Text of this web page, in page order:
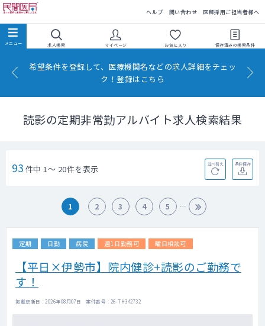
ヘルプ 問い合わせ 医師採用ご担当者様へ
求人検索 マイページ お気に入り 保存済みの検索条件
希望条件を登録して、医療機関名などの求人詳細をチェッ
ク！登録はこちら
読影の定期非常勤アルバイト求人検索結果
93 件中 1～ 20件を表示 並べ替え 条件保存
1 2 3 4 5
定期 日勤 病院 週1日勤務可 曜日相談可
【平日×伊勢市】院内健診+読影のご勤務で
す！
掲載更新日 : 2026年08月07日 案件番号 : 26-TH342732